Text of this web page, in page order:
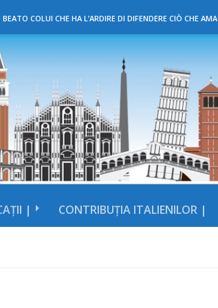
COLUI CHE HA L’ARDIRE DI DIFENDERE CIÒ CHE AMA
| CONTRIBUȚIA ITALIENILOR |